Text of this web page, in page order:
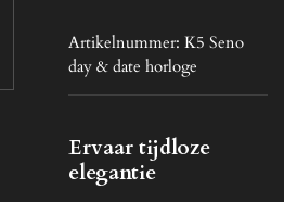
Artikelnummer: K5 Seno
day & date horloge
Ervaar tijdloze
elegantie